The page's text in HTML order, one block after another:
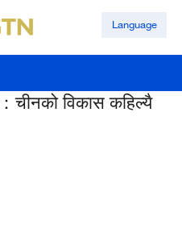
Language
चीनको विकास कहिल्यै